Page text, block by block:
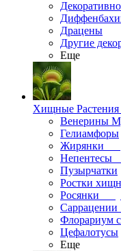
Драцены
Другие
Еще
Хищные Растения
Венерины
Гелиамфоры
Жирянки
Непентесы
Пузырчатки
Ростки
Росянки
Саррацении
Флорариум
Цефалотусы
Еще